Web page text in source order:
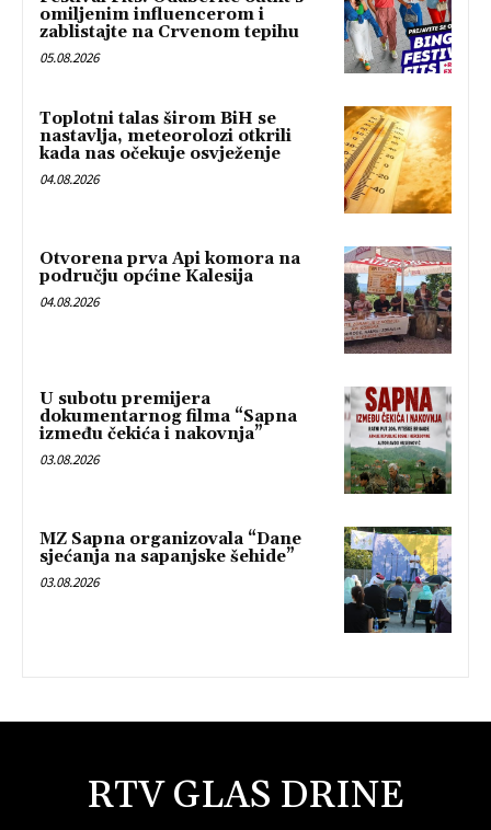
omiljenim influencerom i
zablistajte na Crvenom tepihu
05.08.2026
Toplotni talas širom BiH se
nastavlja, meteorolozi otkrili
kada nas očekuje osvježenje
04.08.2026
Otvorena prva Api komora na
području općine Kalesija
04.08.2026
U subotu premijera
dokumentarnog filma “Sapna
između čekića i nakovnja”
03.08.2026
MZ Sapna organizovala “Dane
sjećanja na sapanjske šehide”
03.08.2026
RTV GLAS DRINE